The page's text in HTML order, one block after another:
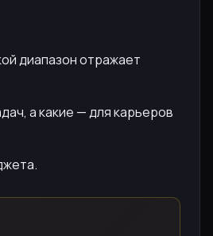
диапазон отражает
а какие — для карьеров